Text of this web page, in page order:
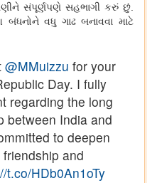
સંપૂર્ણપણે સહભાગી કરું છું.
વધુ ગાઢ બનાવવા માટે
@MMuizzu for your
Day. I fully
regarding the long
between India and
to deepen
and
t.co/HDb0An1oTy